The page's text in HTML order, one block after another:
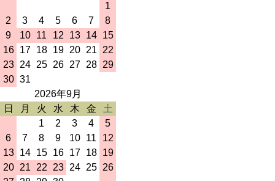
1
2
3 4 5 6 7
8
9
10 11 12 13 14
15
16
17 18 19 20 21
22
23
24 25 26 27 28
29
30 31
2026年9月
日
月 火 水 木 金
土
1
2 3 4
5
6
7 8 9 10 11
12
13
14 15 16 17 18
19
20
21 22 23 24 25
26